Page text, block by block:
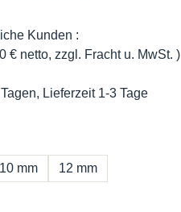
Kunden :
€ netto, zzgl. Fracht u. MwSt. )
Lieferzeit 1-3 Tage
10 mm 12 mm